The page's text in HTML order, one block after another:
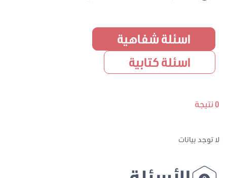
اسئلة شفاهية
اسئلة كتابية
0 نتيجة
لا توجد بيانات